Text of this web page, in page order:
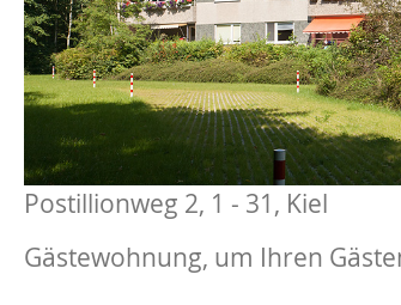
Postillionweg 2, 1 - 31, Kiel
Gästewohnung, um Ihren